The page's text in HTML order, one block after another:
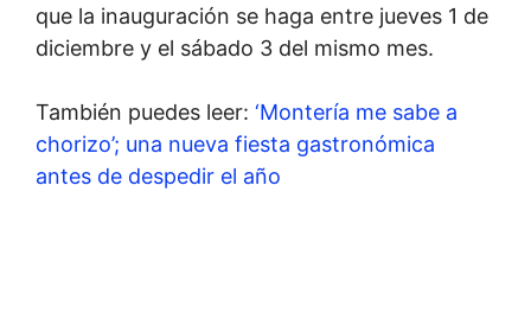
que la inauguración se haga entre jueves 1 de
diciembre y el sábado 3 del mismo mes.
También puedes leer: ‘Montería me sabe a
chorizo’; una nueva fiesta gastronómica
antes de despedir el año